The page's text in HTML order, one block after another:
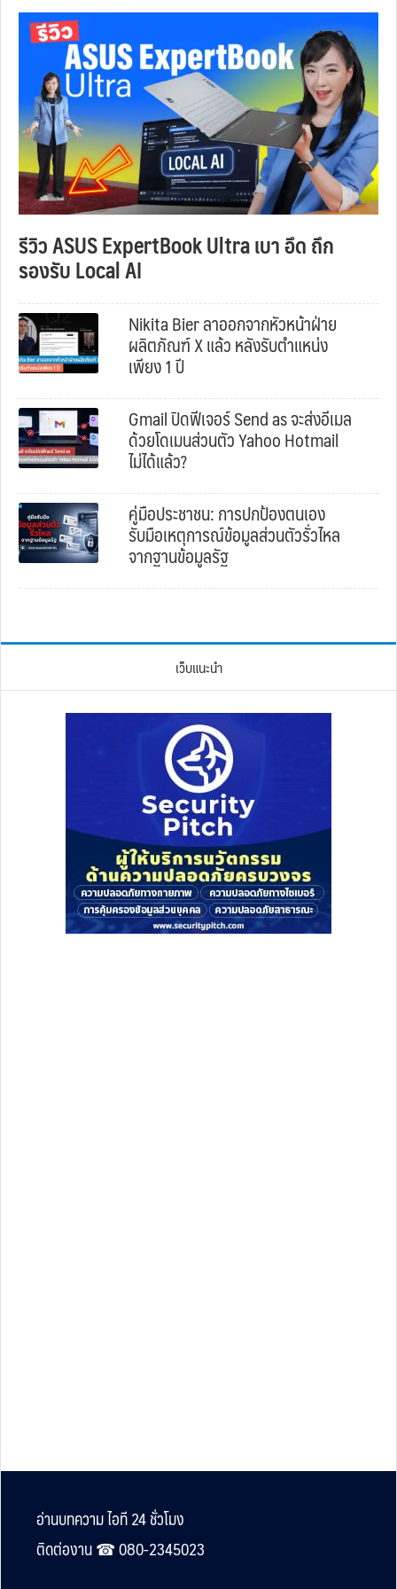
รีวิว ASUS ExpertBook Ultra เบา อึด ถึก
รองรับ Local AI
Nikita Bier ลาออกจากหัวหน้าฝ่าย
ผลิตภัณฑ์ X แล้ว หลังรับตำแหน่ง
เพียง 1 ปี
Gmail ปิดฟีเจอร์ Send as จะส่งอีเมล
ด้วยโดเมนส่วนตัว Yahoo Hotmail
ไม่ได้แล้ว?
คู่มือประชาชน: การปกป้องตนเอง
รับมือเหตุการณ์ข้อมูลส่วนตัวรั่วไหล
จากฐานข้อมูลรัฐ
เว็บแนะนำ
Footer
อ่านบทความ ไอที 24 ชั่วโมง
ติดต่องาน ☎︎ 080-2345023